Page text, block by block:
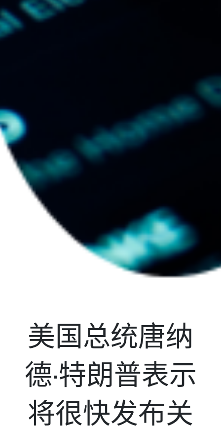
美国总统唐纳
德·特朗普表示
将很快发布关